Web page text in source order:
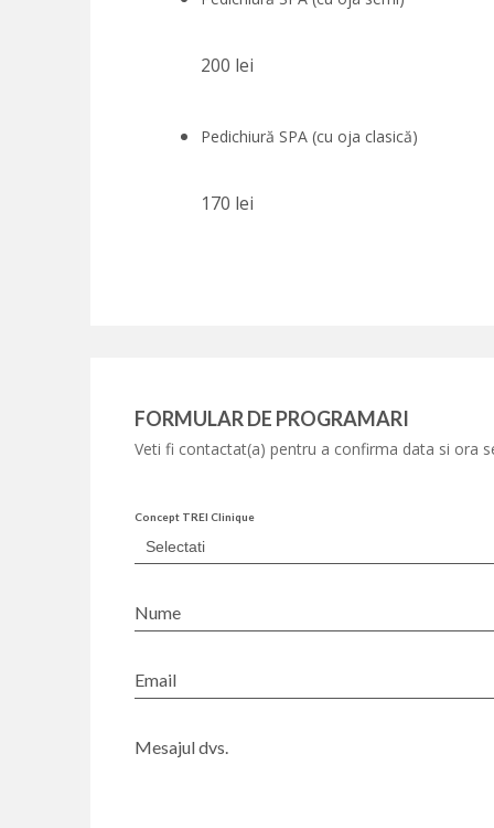
200 lei
Pedichiură SPA (cu oja clasică)
170 lei
FORMULAR DE PROGRAMARI
Veti fi contactat(a) pentru a confirma data si ora
Concept TREI Clinique
Nume
Email
Mesajul dvs.